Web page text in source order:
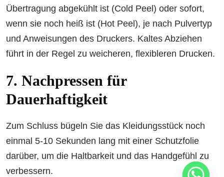
Übertragung abgekühlt ist (Cold Peel) oder sofort,
wenn sie noch heiß ist (Hot Peel), je nach Pulvertyp
und Anweisungen des Druckers. Kaltes Abziehen
führt in der Regel zu weicheren, flexibleren Drucken.
7. Nachpressen für
Dauerhaftigkeit
Zum Schluss bügeln Sie das Kleidungsstück noch
einmal 5-10 Sekunden lang mit einer Schutzfolie
darüber, um die Haltbarkeit und das Handgefühl zu
verbessern.